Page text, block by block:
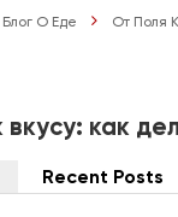
Блог О Еде От Поля
вкусу: как
Recent Posts